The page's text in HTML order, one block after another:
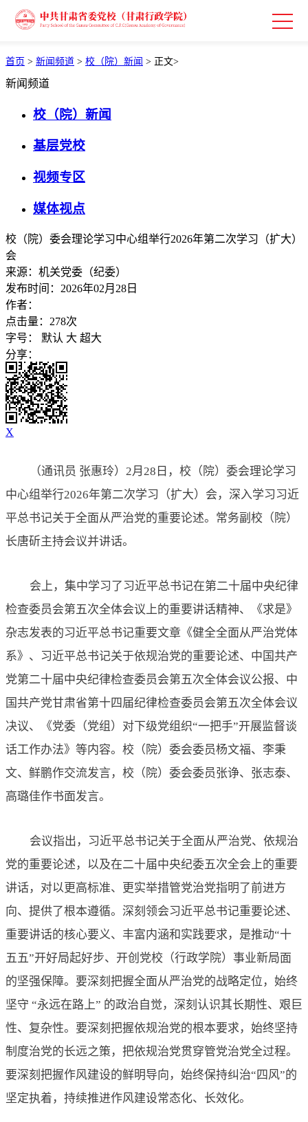
首页 > 新闻频道 > 校（院）新闻 > 正文>
新闻频道
校（院）新闻
基层党校
视频专区
媒体视点
校（院）委会理论学习中心组举行2026年第二次学习（扩大）
会
来源：机关党委（纪委）
发布时间：2026年02月28日
作者：
点击量： 278次
字号： 默认 大 超大
分享：
X
（通讯员 张惠玲） 2月28 日，校（院）委会理论学习
中心组举行2026年第二次学习（扩大）会，深入学习习近
平总书记关于全面从严治党的重要论述。 常务副校（院）
长唐斫主持会议并讲话。
会上， 集中学习了 习近平总书记在第二十届中央纪律
检查委员会第五次全体会议上的重要讲话精神、《求是》
杂志发表的习近平总书记重要文章《健全全面从严治党体
系》 、 习近平总书记关于依规治党的重要论述、中国共产
党第二十届中央纪律检查委员会第五次全体会议公报、中
国共产党甘肃省第十四届纪律检查委员会第五次全体会议
决议、
《党委（党组）对下级党组织“一把手”开展监督谈
话工作办法》 等内容。 校（院）委会委员杨文福、李秉
文、鲜鹏作交流发言，校（院）委会委员张诤、张志泰、
高璐佳作书面发言。
会议指出，习近平总书记关于全面从严治党、依规治
党的重要论述，以及在二十届中央纪委五次全会上的重要
讲话，对以更高标准、更实举措管党治党指明了前进方
向、提供了根本遵循。深刻领会习近平总书记重要论述、
重要讲话的核心要义、丰富内涵和实践要求， 是推动“十
五五”开好局起好步、开创党校（行政学院）事业新局面
的坚强保障。 要深刻把握全面从严治党的战略定位，始终
坚守 “永远在路上” 的政治自觉， 深刻认识其长期性、艰巨
性、复杂性。要深刻把握依规治党的根本要求，始终坚持
制度治党的长远之策，把依规治党贯穿管党治党全过程。
要深刻把握作风建设的鲜明导向，始终保持纠治“四风”的
坚定执着，持续推进作风建设常态化、长效化。